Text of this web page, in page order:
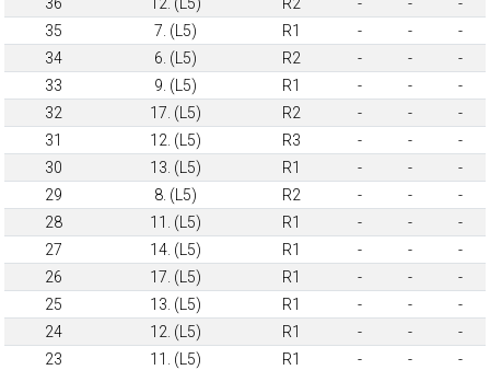
35
7. (L5) R1 - -
-
34
6. (L5) R2 - -
-
33
9. (L5) R1 - -
-
32
17. (L5) R2 - -
-
31
12. (L5) R3 - -
-
30
13. (L5) R1 - -
-
29
8. (L5) R2 - -
-
28
11. (L5) R1 - -
-
27
14. (L5) R1 - -
-
26
17. (L5) R1 - -
-
25
13. (L5) R1 - -
-
24
12. (L5) R1 - -
-
23
11. (L5) R1 - -
-